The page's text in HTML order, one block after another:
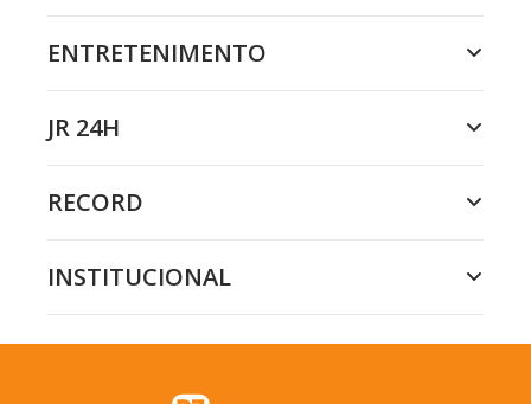
ENTRETENIMENTO
JR 24H
RECORD
INSTITUCIONAL